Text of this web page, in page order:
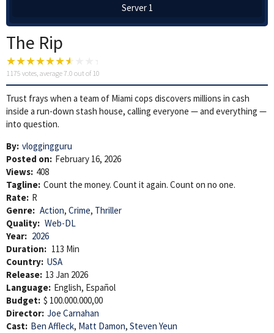
Server 1
The Rip
1175 votes, average7.0 out of 10
Trust frays when a team of Miami cops discovers millions in cash
inside a run-down stash house, calling everyone — and everything —
into question.
By: vloggingguru
Posted on: February 16, 2026
Views: 408
Tagline: Count the money. Count it again. Count on no one.
Rate: R
Genre: Action, Crime, Thriller
Quality: Web-DL
Year: 2026
Duration: 113 Min
Country: USA
Release: 13 Jan 2026
Language: English, Español
Budget: $ 100.000.000,00
Director: Joe Carnahan
Cast: Ben Affleck, Matt Damon, Steven Yeun